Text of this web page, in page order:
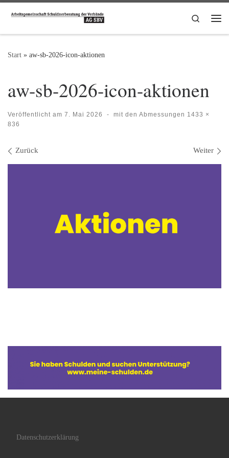
Zum Inhalt springen
Search
Start » aw-sb-2026-icon-aktionen
aw-sb-2026-icon-aktionen
Veröffentlicht am 7. Mai 2026 - mit den Abmessungen 1433 ×
836
Bilder Navigation
Zurück Weiter
Datenschutzerklärung